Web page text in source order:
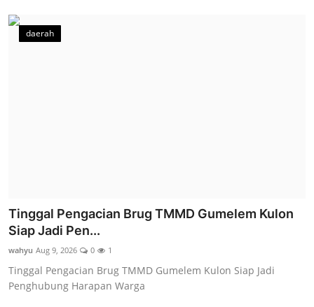
daerah
Tinggal Pengacian Brug TMMD Gumelem Kulon
Siap Jadi Pen...
wahyu Aug 9, 2026 0 1
Tinggal Pengacian Brug TMMD Gumelem Kulon Siap Jadi
Penghubung Harapan Warga